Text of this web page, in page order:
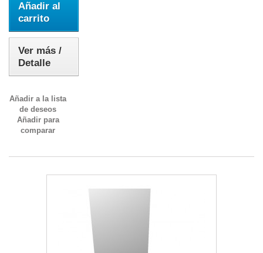
Añadir al
carrito
Ver más /
Detalle
Añadir a la lista
de deseos
Añadir para
comparar